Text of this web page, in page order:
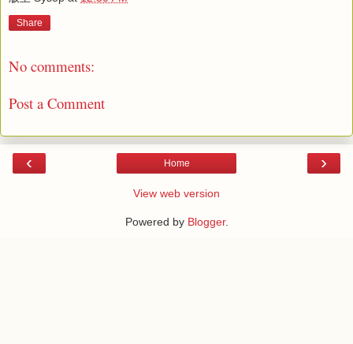
Share
No comments:
Post a Comment
‹ ›
Home
View web version
Powered by Blogger.